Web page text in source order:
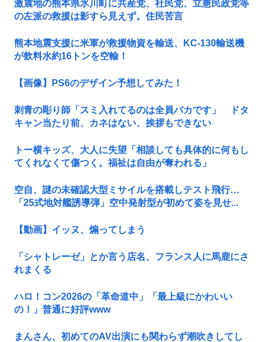
激震地の熊本県氷川町に共産党、社民党、立憲民政党等
の左派の救援は影すら見えず。住民苦言
熊本地震支援に米軍が救援物資を輸送、KC-130輸送機
が飲料水約16トンを空輸！
【画像】PS6のデザイン予想してみた！
刺青の彫り師「スミ入れてるのは全員バカです」 ドタ
キャン当たり前、カネはない、挨拶もできない
トー横キッズ、大人に失望「相談しても具体的に何もし
てくれなくて傷つく。福祉は自由が奪われる」
空自、謎の未確認大型ミサイルを搭載しテスト飛行…
「25式地対艦誘導弾」空中発射型が初めて姿を見せ...
【動画】イッヌ、煽ってしまう
「シャトレーゼ」とか言う店名、フランス人に馬鹿にさ
れまくる
ハロ！コン2026の「革命道中」「最上級にかわいい
の！」普通に好評www
まんさん、初めてのAV出演にも関わらず潮吹きしてし